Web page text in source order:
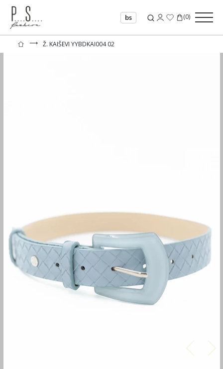
bs (0)
⟶ Ž. KAIŠEVI YYBDKAI004 02